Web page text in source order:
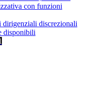
con funzioni
dirigenziali discrezionali
disponibili